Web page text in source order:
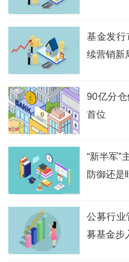
基金发行
续营销新
90亿分
首位
“新半军”
防御还是
公募行业
募基金步